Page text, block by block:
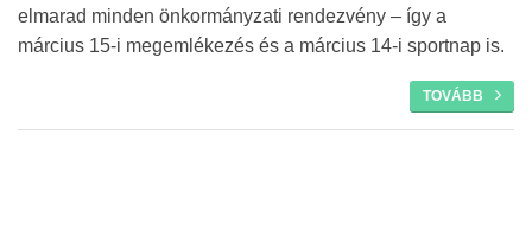
elmarad minden önkormányzati rendezvény – így a
március 15-i megemlékezés és a március 14-i sportnap is.
TOVÁBB